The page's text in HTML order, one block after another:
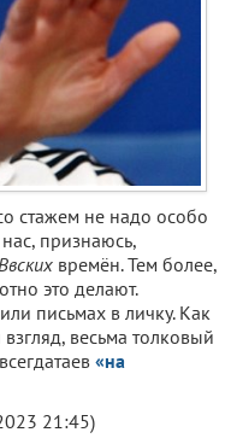
стажем не надо особо
признаюсь,
времён. Тем более,
это делают.
письмах в личку. Как
весьма толковый
«на
21:45)